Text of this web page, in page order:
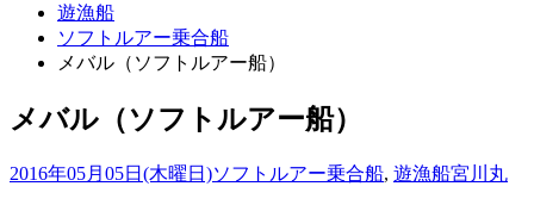
遊漁船
ソフトルアー乗合船
メバル（ソフトルアー船）
メバル（ソフトルアー船）
2016年05月05日(木曜日)ソフトルアー乗合船, 遊漁船宮川丸